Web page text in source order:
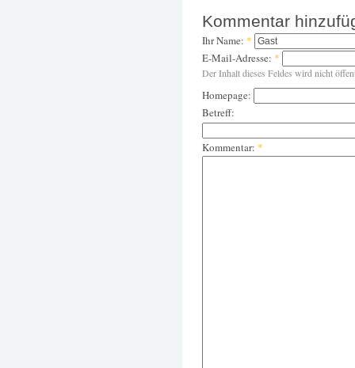
Kommentar
Ihr Name: *
E-Mail-Adresse: *
Der Inhalt dieses Feldes wird nicht
Homepage:
Betreff:
Kommentar: *